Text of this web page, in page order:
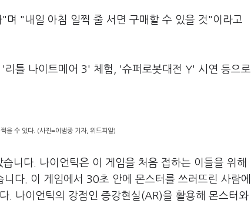
며 "내일 아침 일찍 줄 서면 구매할 수 있을 것"이라고
틀 나이트메어 3' 체험, '슈퍼로봇대전 Y' 시연 등으로
을 수 있다. (사진=이범종 기자, 위드피알)
니다. 나이언틱은 이 게임을 처음 접하는 이들을 위해
다. 이 게임에서 30초 안에 몬스터를 쓰러뜨린 사람에
. 나이언틱의 강점인 증강현실(AR)을 활용해 몬스터와